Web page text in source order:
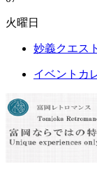
火曜日
妙義クエス
イベントカ